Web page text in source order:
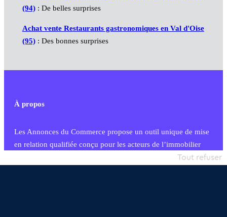
(94): De belles surprises
Achat vente Restaurants gastronomiques en Val d'Oise
(95): Des bonnes surprises
À propos
Les Annonces du Commerce propose un outil unique de mise
en relation qualifiée conçu pour les acteurs de l’immobilier
commercial et les collectivités territoriales, simple et intégrant
Tout refuser